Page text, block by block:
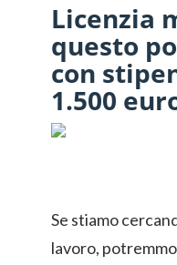
Licenzia
questo
con
1.500
Se stiamo
lavoro,